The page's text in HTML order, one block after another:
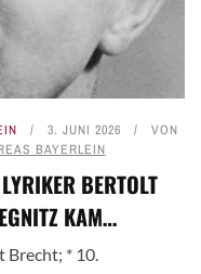
3. JUNI 2026
VON
BAYERLEIN
BERTOLT
KAM…
Brecht; * 10.